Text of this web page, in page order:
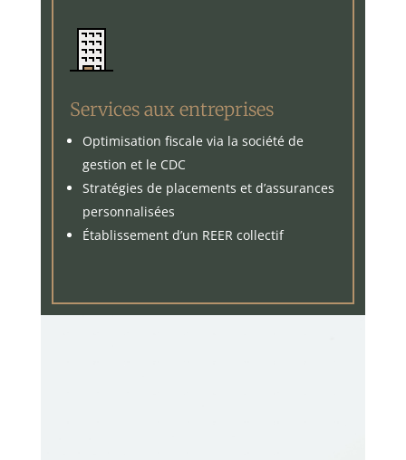
Services aux entreprises
Optimisation fiscale via la société de
gestion et le CDC
Stratégies de placements et d’assurances
personnalisées
Établissement d’un REER collectif